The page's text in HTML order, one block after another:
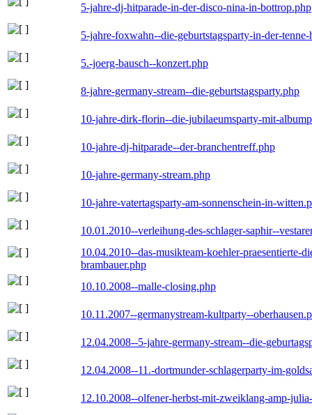
5-jahre-dj-hitparade-in-der-disco-nina-in-bottrop.php
5-jahre-foxwahn--die-geburtstagsparty-in-der-tenne-
5.-joerg-bausch--konzert.php
8-jahre-germany-stream--die-geburtstagsparty.php
10-jahre-dirk-florin--die-jubilaeumsparty-mit-
10-jahre-dj-hitparade--der-branchentreff.php
10-jahre-germany-stream.php
10-jahre-vatertagsparty-am-sonnenschein-in-
10.01.2010--verleihung-des-schlager-saphir--
10.04.2010--das-musikteam-koehler-praesentierte-
brambauer.php
10.10.2008--malle-closing.php
10.11.2007--germanystream-kultparty--
12.04.2008--5-jahre-germany-stream--die-
12.04.2008--11.-dortmunder-schlagerparty-im-
12.10.2008--olfener-herbst-mit-zweiklang-amp-